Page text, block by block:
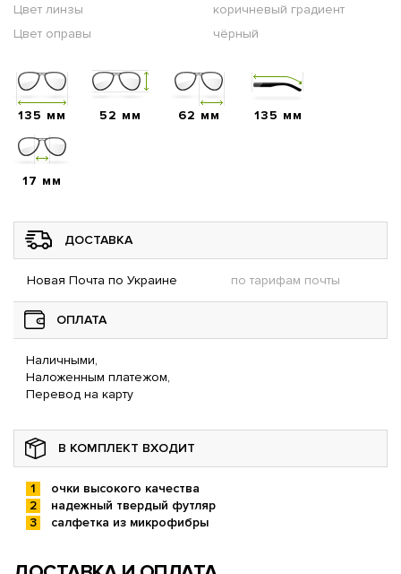
Цвет линзы
коричневый градиент
Цвет оправы
чёрный
135 мм 52 мм 62 мм 135 мм
17 мм
ДОСТАВКА
Новая Почта по Украине по тарифам почты
ОПЛАТА
Наличными,
Наложенным платежом,
Перевод на карту
В КОМПЛЕКТ ВХОДИТ
очки высокого качества
надежный твердый футляр
салфетка из микрофибры